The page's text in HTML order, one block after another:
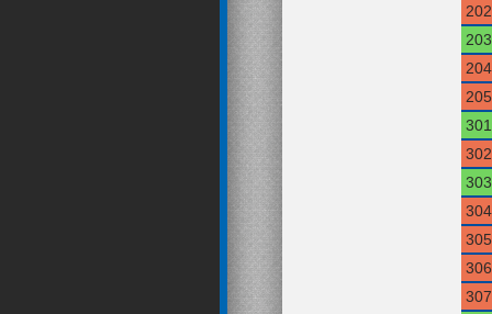
202
203
204
205
301
302
303
304
305
306
307